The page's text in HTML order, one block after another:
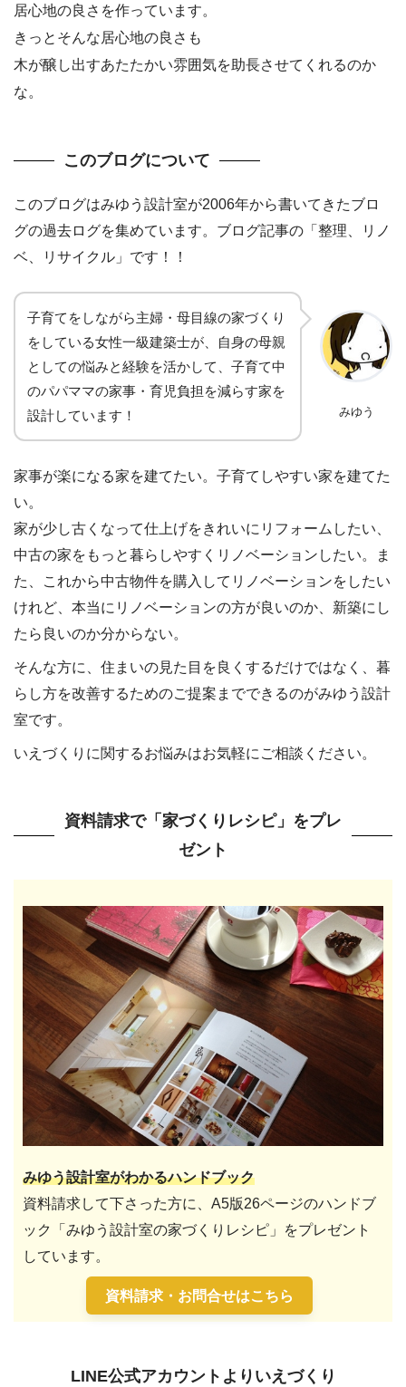
居心地の良さを作っています。
きっとそんな居心地の良さも
木が醸し出すあたたかい雰囲気を助長させてくれるのか
な。
このブログについて
このブログはみゆう設計室が2006年から書いてきたブロ
グの過去ログを集めています。ブログ記事の「整理、リノ
ベ、リサイクル」です！！
子育てをしながら主婦・母目線の家づくり
をしている女性一級建築士が、自身の母親
としての悩みと経験を活かして、子育て中
のパパママの家事・育児負担を減らす家を
設計しています！
みゆう
家事が楽になる家を建てたい。子育てしやすい家を建てた
い。
家が少し古くなって仕上げをきれいにリフォームしたい、
中古の家をもっと暮らしやすくリノベーションしたい。ま
た、これから中古物件を購入してリノベーションをしたい
けれど、本当にリノベーションの方が良いのか、新築にし
たら良いのか分からない。
そんな方に、住まいの見た目を良くするだけではなく、暮
らし方を改善するためのご提案までできるのがみゆう設計
室です。
いえづくりに関するお悩みはお気軽にご相談ください。
資料請求で「家づくりレシピ」をプレ
ゼント
みゆう設計室がわかるハンドブック
資料請求して下さった方に、A5版26ページのハンドブ
ック「みゆう設計室の家づくりレシピ」をプレゼント
しています。
資料請求・お問合せはこちら
LINE公式アカウントよりいえづくり